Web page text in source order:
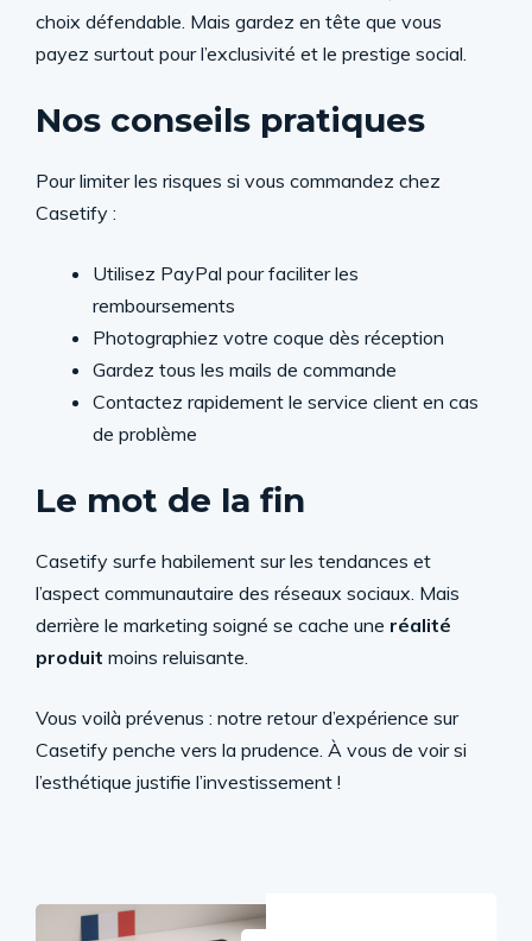
choix défendable. Mais gardez en tête que vous
payez surtout pour l’exclusivité et le prestige social.
Nos conseils pratiques
Pour limiter les risques si vous commandez chez
Casetify :
Utilisez PayPal pour faciliter les
remboursements
Photographiez votre coque dès réception
Gardez tous les mails de commande
Contactez rapidement le service client en cas
de problème
Le mot de la fin
Casetify surfe habilement sur les tendances et
l’aspect communautaire des réseaux sociaux. Mais
derrière le marketing soigné se cache une réalité
produit moins reluisante.
Vous voilà prévenus : notre retour d’expérience sur
Casetify penche vers la prudence. À vous de voir si
l’esthétique justifie l’investissement !